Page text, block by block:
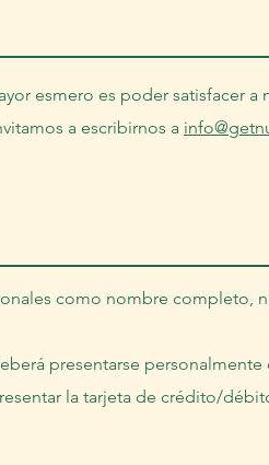
esmero es poder satisfacer a
a escribirnos a
como nombre completo,
presentarse
la tarjeta de crédito/